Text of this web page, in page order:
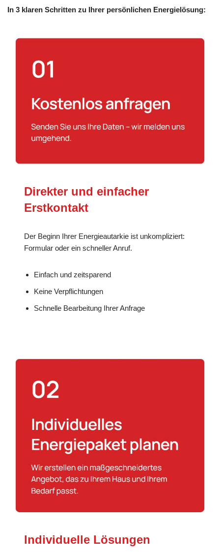
In 3 klaren Schritten zu Ihrer persönlichen Energielösung:
Direkter und einfacher
Erstkontakt
Der Beginn Ihrer Energieautarkie ist unkompliziert:
Formular oder ein schneller Anruf.
Einfach und zeitsparend
Keine Verpflichtungen
Schnelle Bearbeitung Ihrer Anfrage
Individuelle Lösungen